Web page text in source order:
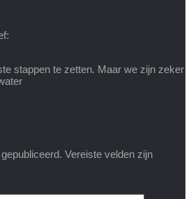
stappen te zetten. Maar we zijn zeker
Vereiste velden zijn